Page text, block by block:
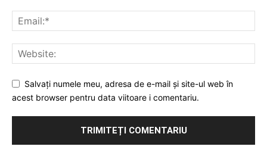
Salvați numele meu, adresa de e-mail și site-ul web în
acest browser pentru data viitoare i comentariu.